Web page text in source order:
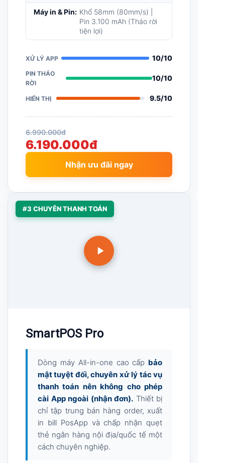
CPU:
Chip Qualcomm 6 nhân
mạnh mẽ
32GB ROM + 3GB RAM
thao tác dễ dàng
Máy in & Pin: Khổ 58mm (80mm/s) |
tiện lợi)
PIN THÁO
RỜI
6.990.000đ
6.190.000đ